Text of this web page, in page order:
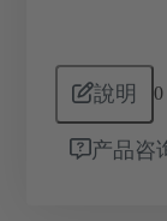
說明 0
产品咨